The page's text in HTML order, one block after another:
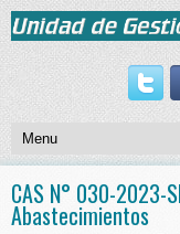
CAS N° 030-2023-
Abastecimientos